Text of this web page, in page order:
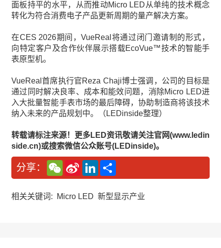
面板持平的水平，从而推动Micro LED从单纯的技术概念
转化为符合消费电子产品更新周期的量产解决方案。
在CES 2026期间，VueReal将通过闭门邀请制的形式，
向特定客户及合作伙伴展示搭载EcoVue™技术的智能手
表原型机。
VueReal首席执行官Reza Chaji博士强调，公司的目标是
通过同时解决良率、成本和能效问题，消除Micro LED进
入大批量智能手表市场的最后障碍，协助制造商将该技术
纳入未来的产品规划中。（LEDinside整理）
转载请标注来源！更多LED资讯敬请关注官网(www.ledin
side.cn)或搜索微信公众账号(LEDinside)。
分享：
W
e
C
a
S
n
W
L
n
e
相关关键词: Micro LED 新型显示产业